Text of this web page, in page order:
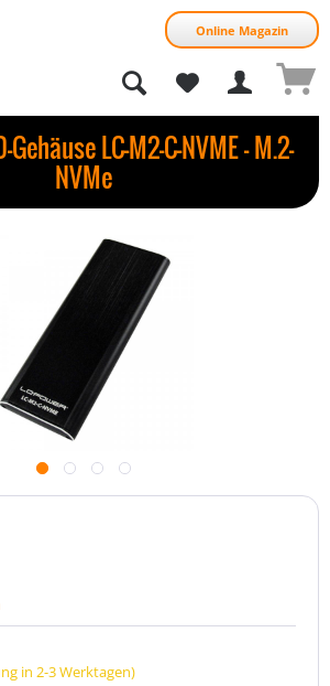
Online Magazin
Gehäuse LC-M2-C-NVME - M.2-
NVMe
in 2-3 Werktagen)